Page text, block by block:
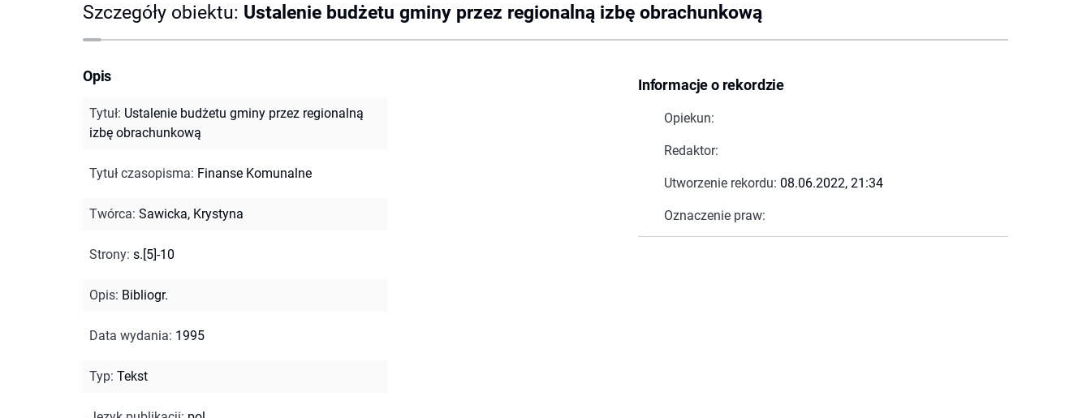
Szczegóły obiektu: Ustalenie budżetu gminy przez regionalną izbę obrachunkową
Informacje o rekordzie
Opiekun:
Redaktor:
Utworzenie rekordu: 08.06.2022, 21:34
Oznaczenie praw:
Opis
Tytuł: Ustalenie budżetu gminy przez regionalną
izbę obrachunkową
Tytuł czasopisma: Finanse Komunalne
Twórca: Sawicka, Krystyna
Strony: s.[5]-10
Opis: Bibliogr.
Data wydania: 1995
Typ: Tekst